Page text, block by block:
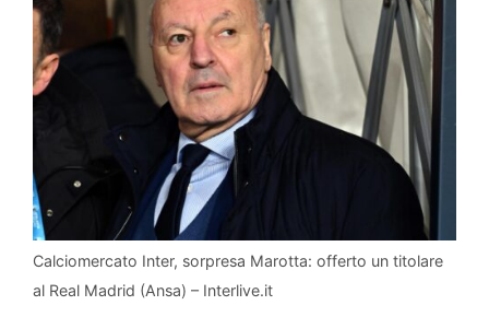
Calciomercato Inter, sorpresa Marotta: offerto un titolare
al Real Madrid (Ansa) – Interlive.it